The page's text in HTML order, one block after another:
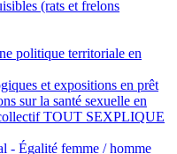
(rats et frelons
politique territoriale en
et expositions en prêt
sur la santé sexuelle en
TOUT SEXPLIQUE
- Égalité femme / homme